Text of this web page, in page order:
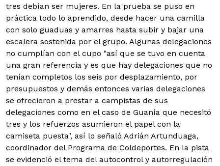
tres debían ser mujeres. En la prueba se puso en
práctica todo lo aprendido, desde hacer una camilla
con solo guaduas y amarres hasta subir y bajar una
escalera sostenida por el grupo. Algunas delegaciones
no cumplían con el cupo "así que se tuvo en cuenta
una gran referencia y es que hay delegaciones que no
tenían completos los seis por desplazamiento, por
presupuestos y demás entonces varias delegaciones
se ofrecieron a prestar a campistas de sus
delegaciones como en el caso de Guanía que necesitó
tres y los refuerzos asumieron el papel con la
camiseta puesta", así lo señaló Adrián Artunduaga,
coordinador del Programa de Coldeportes. En la pista
se evidenció el tema del autocontrol y autorregulación